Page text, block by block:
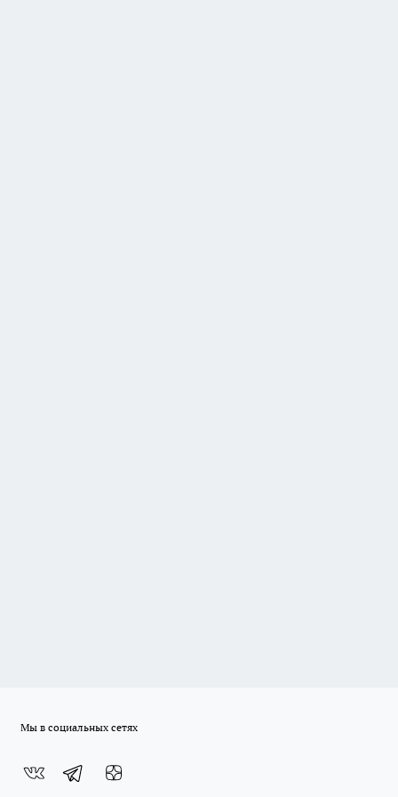
Мы в социальных сетях